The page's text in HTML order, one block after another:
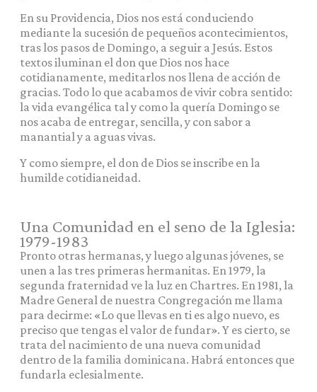
En su Providencia, Dios nos está conduciendo
mediante la sucesión de pequeños acontecimientos,
tras los pasos de Domingo, a seguir a Jesús. Estos
textos iluminan el don que Dios nos hace
cotidianamente, meditarlos nos llena de acción de
gracias. Todo lo que acabamos de vivir cobra sentido:
la vida evangélica tal y como la quería Domingo se
nos acaba de entregar, sencilla, y con sabor a
manantial y a aguas vivas.
Y como siempre, el don de Dios se inscribe en la
humilde cotidianeidad.
Una Comunidad en el seno de la Iglesia:
1979-1983
Pronto otras hermanas, y luego algunas jóvenes, se
unen a las tres primeras hermanitas. En 1979, la
segunda fraternidad ve la luz en Chartres. En 1981, la
Madre General de nuestra Congregación me llama
para decirme: «Lo que llevas en ti es algo nuevo, es
preciso que tengas el valor de fundar». Y es cierto, se
trata del nacimiento de una nueva comunidad
dentro de la familia dominicana. Habrá entonces que
fundarla eclesialmente.